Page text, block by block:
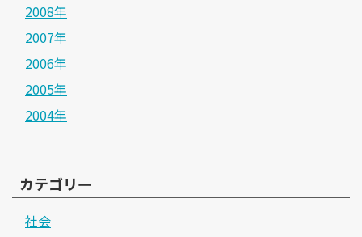
2008年
2007年
2006年
2005年
2004年
カテゴリー
社会